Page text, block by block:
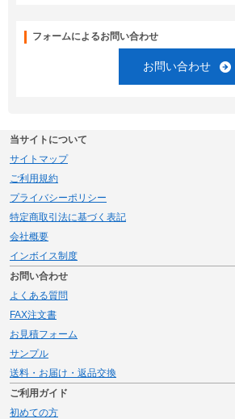
フォームによるお問い合わせ
お問い合わせ
当サイトについて
サイトマップ
ご利用規約
プライバシーポリシー
特定商取引法に基づく表記
会社概要
インボイス制度
お問い合わせ
よくある質問
FAX注文書
お見積フォーム
サンプル
送料・お届け・返品交換
ご利用ガイド
初めての方